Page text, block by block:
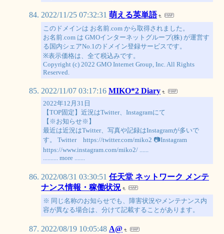
2022/11/25 07:32:31 萌える英単語
このドメインは お名前.com から取得されました。
お名前.com は GMOインターネットグループ(株) が運営す
る国内シェアNo.1のドメイン登録サービスです。
※表示価格は、全て税込みです。
Copyright (c) 2022 GMO Internet Group, Inc. All Rights
Reserved.
2022/11/07 03:17:16 MIKO*2 Diary
2022年12月31日
【TOP固定】近況はTwitter、Instagramにて
【※お知らせ※】
最近は近況はTwitter、写真や記録はInstagramが多いで
す。 Twitter https://twitter.com/miko2 📷Instagram
https://www.instagram.com/miko2/ ......
.......... more .......
2022/08/31 03:30:51 任天堂 ネットワーク メンテ
ナンス情報・稼働状況
※ 同じ名称のお知らせでも、障害状況やメンテナンス内
容が異なる場合は、分けて記載することがあります。
2022/08/19 10:05:48 A@